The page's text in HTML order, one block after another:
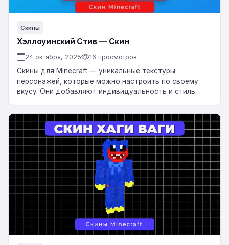
Скины
Хэллоуинский Стив — Скин
24 октября, 2025 16 просмотров
Скины для Minecraft — уникальные текстуры
персонажей, которые можно настроить по своему
вкусу. Они добавляют индивидуальность и стиль
неповторимым. Скачать Хэллоуинский Стив…
Скин
Хаги
Ваги